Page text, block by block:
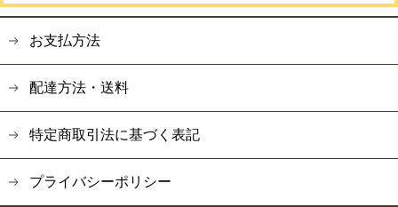
お支払方法
配達方法・送料
特定商取引法に基づく表記
プライバシーポリシー